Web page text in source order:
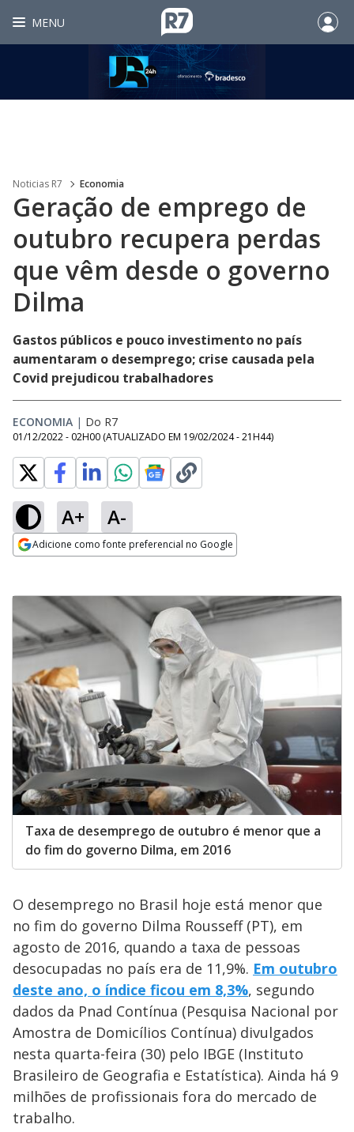
MENU
Noticias R7 Economia
Geração de emprego de
outubro recupera perdas
que vêm desde o governo
Dilma
Gastos públicos e pouco investimento no país
aumentaram o desemprego; crise causada pela
Covid prejudicou trabalhadores
ECONOMIA | Do R7
01/12/2022 - 02H00 (ATUALIZADO EM 19/02/2024 - 21H44)
A+ A-
Adicione como fonte preferencial no Google
Taxa de desemprego de outubro é menor que a
do fim do governo Dilma, em 2016
O desemprego no Brasil hoje está menor que
no fim do governo Dilma Rousseff (PT), em
agosto de 2016, quando a taxa de pessoas
desocupadas no país era de 11,9%. Em outubro
deste ano, o índice ficou em 8,3%, segundo
dados da Pnad Contínua (Pesquisa Nacional por
Amostra de Domicílios Contínua) divulgados
nesta quarta-feira (30) pelo IBGE (Instituto
Brasileiro de Geografia e Estatística). Ainda há 9
milhões de profissionais fora do mercado de
trabalho.